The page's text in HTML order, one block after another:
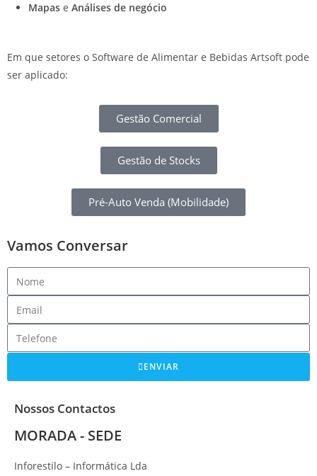
Mapas e Análises de negócio
Em que setores o Software de Alimentar e Bebidas Artsoft pode
ser aplicado:
Gestão Comercial
Gestão de Stocks
Pré-Auto Venda (Mobilidade)
Vamos Conversar
ENVIAR
Nossos Contactos
MORADA - SEDE
Inforestilo – Informática Lda